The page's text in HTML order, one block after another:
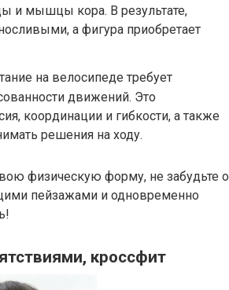
и мышцы кора. В результате,
а фигура приобретает
на велосипеде требует
движений. Это
координации и гибкости, а также
решения на ходу.
физическую форму, не забудьте о
пейзажами и одновременно
кроссфит